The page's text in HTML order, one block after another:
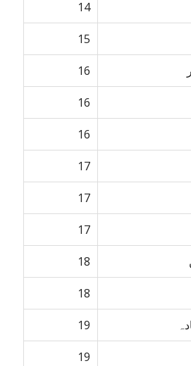
14
15
16
16
16
17
17
17
18
18
19
19